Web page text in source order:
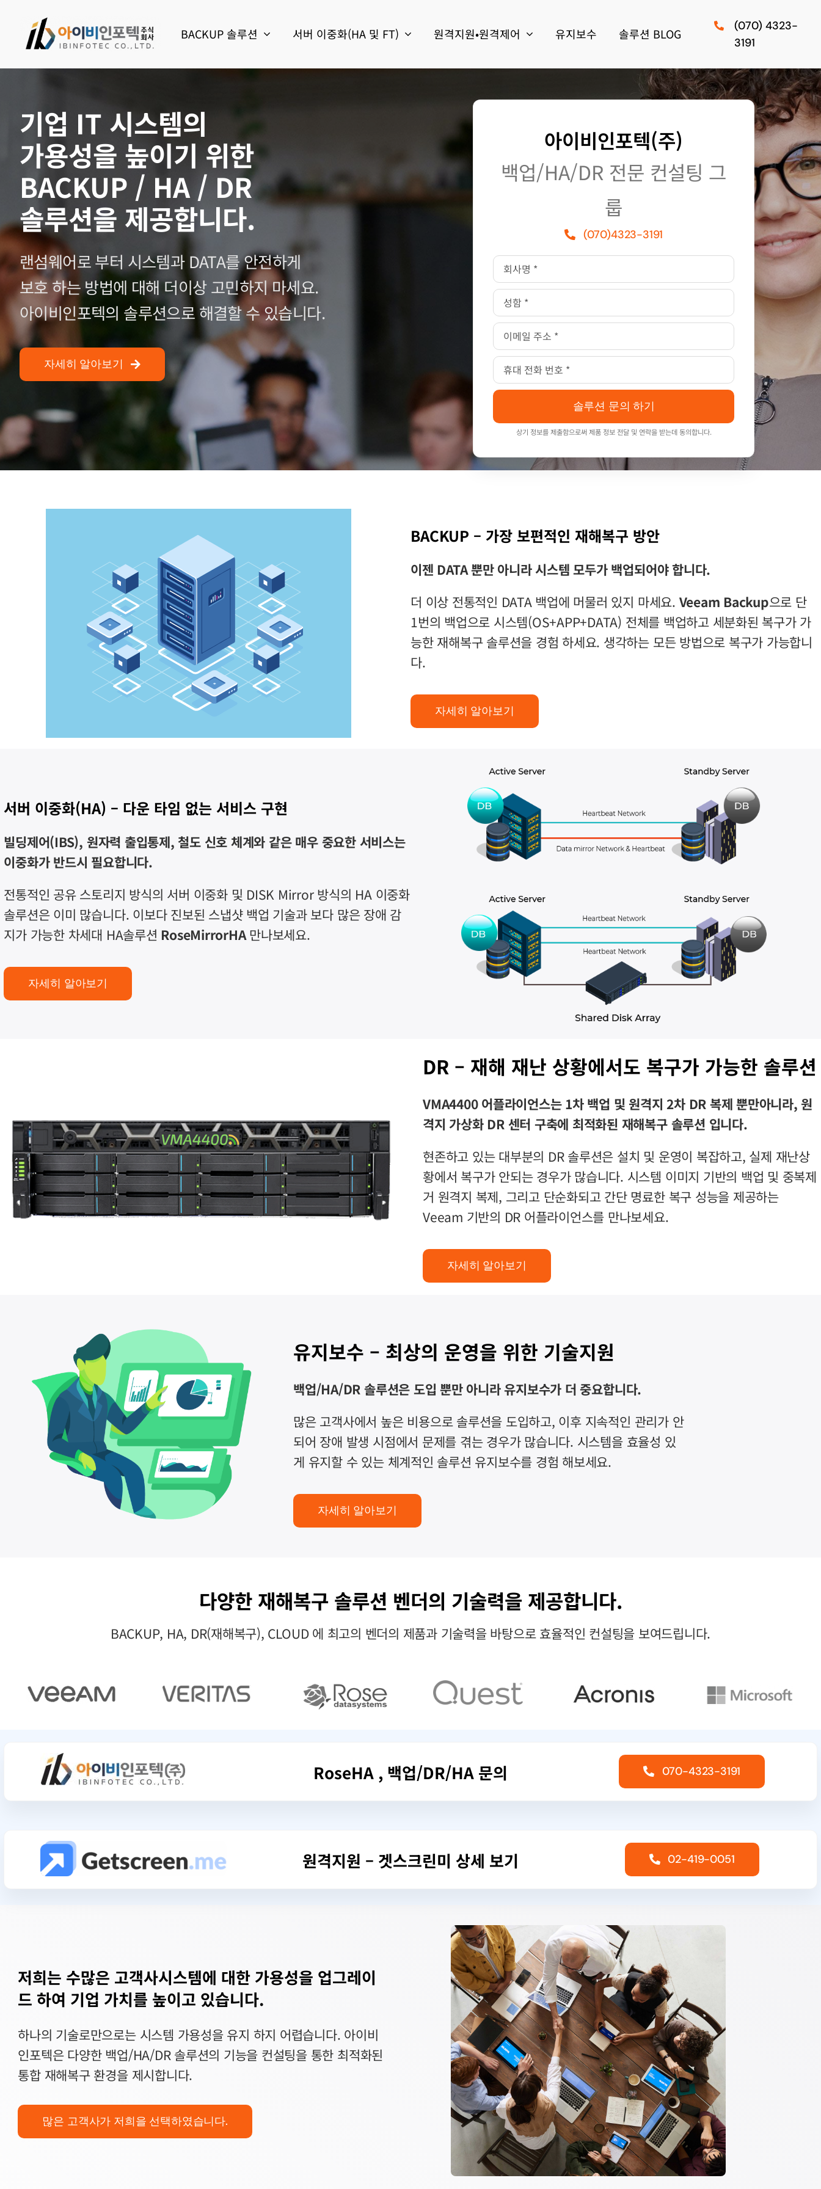
content
BACKUP 솔루션 서버 이중화(HA 및 FT) 원격지원•원격제어 유지보수 솔루션 BLOG
(070) 4323-
3191
기업 IT 시스템의
가용성을 높이기 위한
BACKUP / HA / DR
솔루션을 제공합니다.
랜섬웨어로 부터 시스템과 DATA를 안전하게
보호 하는 방법에 대해 더이상 고민하지 마세요.
아이비인포텍의 솔루션으로 해결할 수 있습니다.
자세히 알아보기
아이비인포텍(주)
백업/HA/DR 전문 컨설팅 그
룹
(070)4323-3191
솔루션 문의 하기
상기 정보를 제출함으로써 제품 정보 전달 및 연락을 받는데 동의합니다.
BACKUP – 가장 보편적인 재해복구 방안
이젠 DATA 뿐만 아니라 시스템 모두가 백업되어야 합니다.
더 이상 전통적인 DATA 백업에 머물러 있지 마세요. Veeam Backup으로 단
1번의 백업으로 시스템(OS+APP+DATA) 전체를 백업하고 세분화된 복구가 가
능한 재해복구 솔루션을 경험 하세요. 생각하는 모든 방법으로 복구가 가능합니
다.
자세히 알아보기
서버 이중화(HA) – 다운 타임 없는 서비스 구현
빌딩제어(IBS), 원자력 출입통제, 철도 신호 체계와 같은 매우 중요한 서비스는
이중화가 반드시 필요합니다.
전통적인 공유 스토리지 방식의 서버 이중화 및 DISK Mirror 방식의 HA 이중화
솔루션은 이미 많습니다. 이보다 진보된 스냅샷 백업 기술과 보다 많은 장애 감
지가 가능한 차세대 HA솔루션 RoseMirrorHA만나보세요.
자세히 알아보기
DR – 재해 재난 상황에서도 복구가 가능한 솔루션
VMA4400 어플라이언스는 1차 백업 및 원격지 2차 DR 복제 뿐만아니라, 원
격지 가상화 DR 센터 구축에 최적화된 재해복구 솔루션 입니다.
현존하고 있는 대부분의 DR 솔루션은 설치 및 운영이 복잡하고, 실제 재난상
황에서 복구가 안되는 경우가 많습니다. 시스템 이미지 기반의 백업 및 중복제
거 원격지 복제, 그리고 단순화되고 간단 명료한 복구 성능을 제공하는
Veeam 기반의 DR 어플라이언스를 만나보세요.
자세히 알아보기
유지보수 – 최상의 운영을 위한 기술지원
백업/HA/DR 솔루션은 도입 뿐만 아니라 유지보수가 더 중요합니다.
많은 고객사에서 높은 비용으로 솔루션을 도입하고, 이후 지속적인 관리가 안
되어 장애 발생 시점에서 문제를 겪는 경우가 많습니다. 시스템을 효율성 있
게 유지할 수 있는 체계적인 솔루션 유지보수를 경험 해보세요.
자세히 알아보기
다양한 재해복구 솔루션 벤더의 기술력을 제공합니다.
BACKUP, HA, DR(재해복구), CLOUD 에 최고의 벤더의 제품과 기술력을 바탕으로 효율적인 컨설팅을 보여드립니다.
RoseHA , 백업/DR/HA 문의 070-4323-3191
원격지원 – 겟스크린미 상세 보기 02-419-0051
저희는 수많은 고객사시스템에 대한 가용성을 업그레이
드 하여 기업 가치를 높이고 있습니다.
하나의 기술로만으로는 시스템 가용성을 유지 하지 어렵습니다. 아이비
인포텍은 다양한 백업/HA/DR 솔루션의 기능을 컨설팅을 통한 최적화된
통합 재해복구 환경을 제시합니다.
많은 고객사가 저희을 선택하였습니다.